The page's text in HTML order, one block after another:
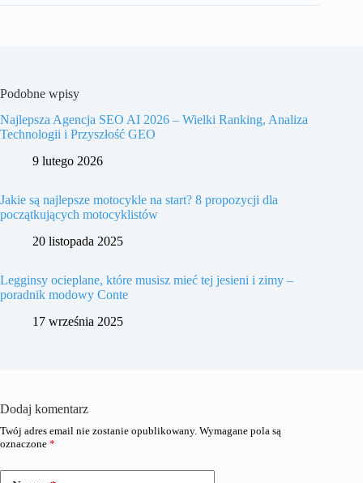
Podobne wpisy
Najlepsza Agencja SEO AI 2026 – Wielki Ranking, Analiza
Technologii i Przyszłość GEO
9 lutego 2026
Jakie są najlepsze motocykle na start? 8 propozycji dla
początkujących motocyklistów
20 listopada 2025
Legginsy ocieplane, które musisz mieć tej jesieni i zimy –
poradnik modowy Conte
17 września 2025
Dodaj komentarz
Twój adres email nie zostanie opublikowany. Wymagane pola są
oznaczone *